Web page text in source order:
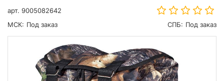
арт. 9005082642
МСК: Под заказ СПБ: Под заказ